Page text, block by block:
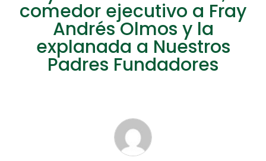
comedor ejecutivo a Fray
Andrés Olmos y la
explanada a Nuestros
Padres Fundadores